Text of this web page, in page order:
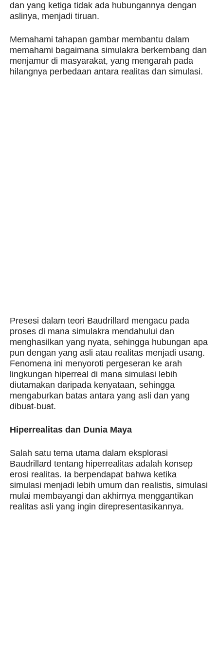
dan yang ketiga tidak ada hubungannya dengan
aslinya, menjadi tiruan.
Memahami tahapan gambar membantu dalam
memahami bagaimana simulakra berkembang dan
menjamur di masyarakat, yang mengarah pada
hilangnya perbedaan antara realitas dan simulasi.
Presesi dalam teori Baudrillard mengacu pada
proses di mana simulakra mendahului dan
menghasilkan yang nyata, sehingga hubungan apa
pun dengan yang asli atau realitas menjadi usang.
Fenomena ini menyoroti pergeseran ke arah
lingkungan hiperreal di mana simulasi lebih
diutamakan daripada kenyataan, sehingga
mengaburkan batas antara yang asli dan yang
dibuat-buat.
Hiperrealitas dan Dunia Maya
Salah satu tema utama dalam eksplorasi
Baudrillard tentang hiperrealitas adalah konsep
erosi realitas. Ia berpendapat bahwa ketika
simulasi menjadi lebih umum dan realistis, simulasi
mulai membayangi dan akhirnya menggantikan
realitas asli yang ingin direpresentasikannya.